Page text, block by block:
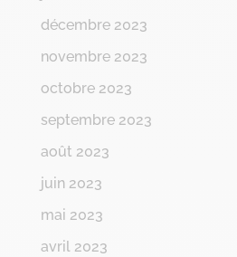
décembre 2023
novembre 2023
octobre 2023
septembre 2023
août 2023
juin 2023
mai 2023
avril 2023